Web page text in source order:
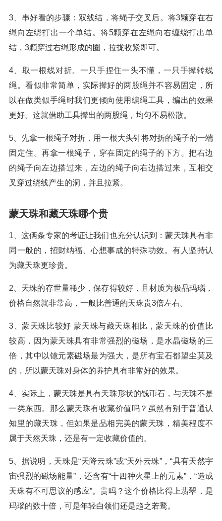
3、串好看的步骤：双线结，将绳子交叉后。将3颗穿在右
绳向左绕打出一个单结。将5颗穿在左绳向右缠绕打出单
结，3颗穿过右绳形成的圈，拉拢收紧即可。
4、取一根线对折。一只手捏住一头不懂，一只手撵转线
绳。看似非常简单，实际撵好的两股绳并不容易固定，所
以在做类似手绳时我们更倾向使用编绳工具，编出的效果
更好。这就借助工具撵出的两股绳，均匀不易松散。
5、先拿一根绳子对折，用一根大头针将对折的绳子的一端
固定住。再拿一根绳子，穿在固定的绳子的下方。把右边
的绳子向左边搭过来，左边的绳子向右边搭过来，互相交
叉穿过绕线产生的洞，并且拉紧。
蒙天珠和藏天珠哪个贵
1、这俩条专家的考证让我们也充分认识到：蒙天珠具有非
同一般的，招财纳福、心想事成的特殊功效。有人坚持认
为藏天珠更珍贵。
2、天珠的存世量稀少，保存得较好，且材质为极品玛瑙，
价格自然就非常高，一般比普通的天珠贵3倍左右。
3、蒙天珠比较好 蒙天珠与藏天珠相比，蒙天珠的价值比
较高，因为蒙天珠具有非常强烈的磁场，是水晶磁场的三
倍，其中以镱元素磁场最为强大，是所有宝石都望尘莫及
的，所以蒙天珠对身体的养护具有非常好的效果。
4、实际上，蒙天珠是具有天珠形状的钱币石，与天珠不是
一类东西。那么蒙天珠有收藏价值吗？虽然有别于普通认
知里的藏天珠，但如果是品相完美的蒙天珠，精美程度不
属于天然天珠，还是有一定收藏价值的。
5、据说明，天珠是“天降云珠”或“天外云珠”，“具有天然宇
宙强烈的磁场能量”，还含有“十四种火星上的元素”，“造成
天珠有不可思议的感应”。贵吗？这个价格比得上翡翠，是
玛瑙的数十倍，可是年轻白领们还是趋之若鹜。